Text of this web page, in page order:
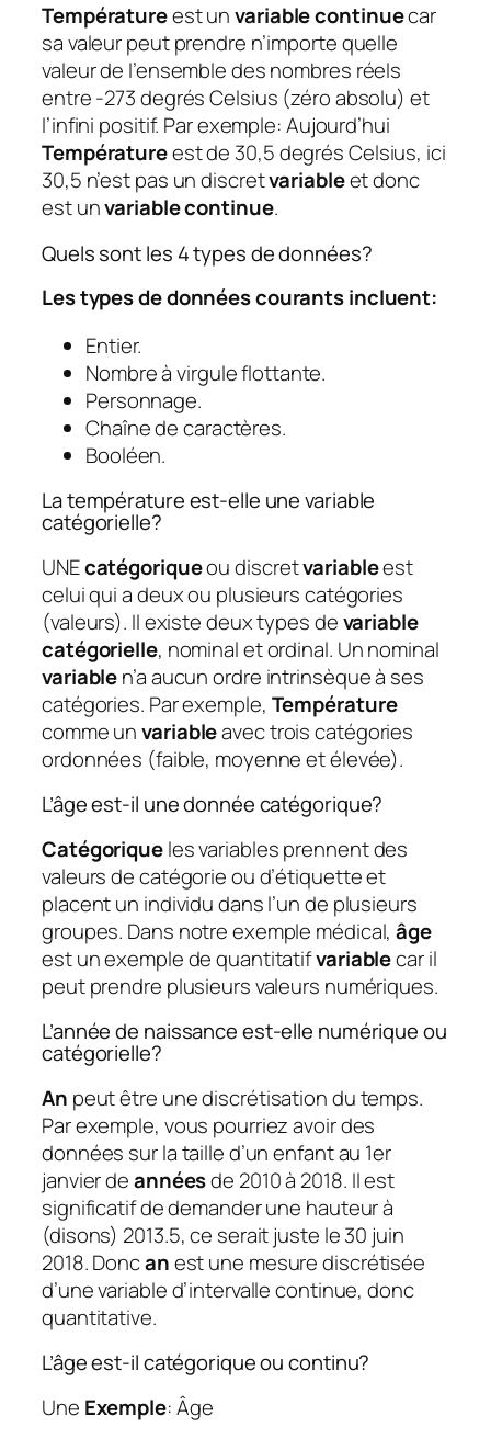
Températureest unvariable continuecar
sa valeur peut prendre n’importe quelle
valeur de l’ensemble des nombres réels
entre -273 degrés Celsius (zéro absolu) et
l’infini positif. Par exemple: Aujourd’hui
Températureest de 30,5 degrés Celsius, ici
30,5 n’est pas un discretvariableet donc
est unvariable continue.
Quels sont les 4 types de données?
Les types de données courants incluent:
Entier.
Nombre à virgule flottante.
Personnage.
Chaîne de caractères.
Booléen.
La température est-elle une variable
catégorielle?
UNEcatégoriqueou discretvariableest
celui qui a deux ou plusieurs catégories
(valeurs). Il existe deux types devariable
catégorielle, nominal et ordinal. Un nominal
variablen’a aucun ordre intrinsèque à ses
catégories. Par exemple, Température
comme unvariableavec trois catégories
ordonnées (faible, moyenne et élevée).
L’âge est-il une donnée catégorique?
Catégoriqueles variables prennent des
valeurs de catégorie ou d’étiquette et
placent un individu dans l’un de plusieurs
groupes. Dans notre exemple médical,âge
est un exemple de quantitatifvariablecar il
peut prendre plusieurs valeurs numériques.
L’année de naissance est-elle numérique ou
catégorielle?
An peut être une discrétisation du temps.
Par exemple, vous pourriez avoir des
données sur la taille d’un enfant au 1er
janvier deannéesde 2010 à 2018. Il est
significatif de demander une hauteur à
(disons) 2013.5, ce serait juste le 30 juin
2018. Doncanest une mesure discrétisée
d’une variable d’intervalle continue, donc
quantitative.
L’âge est-il catégorique ou continu?
Une Exemple: Âge